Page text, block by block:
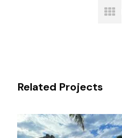
Related Projects